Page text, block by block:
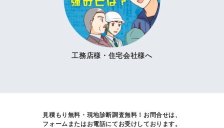
工務店様・住宅会社様へ
見積もり無料・現地診断調査無料！ お問合せは、
フォームまたはお電話にてお受けしております。